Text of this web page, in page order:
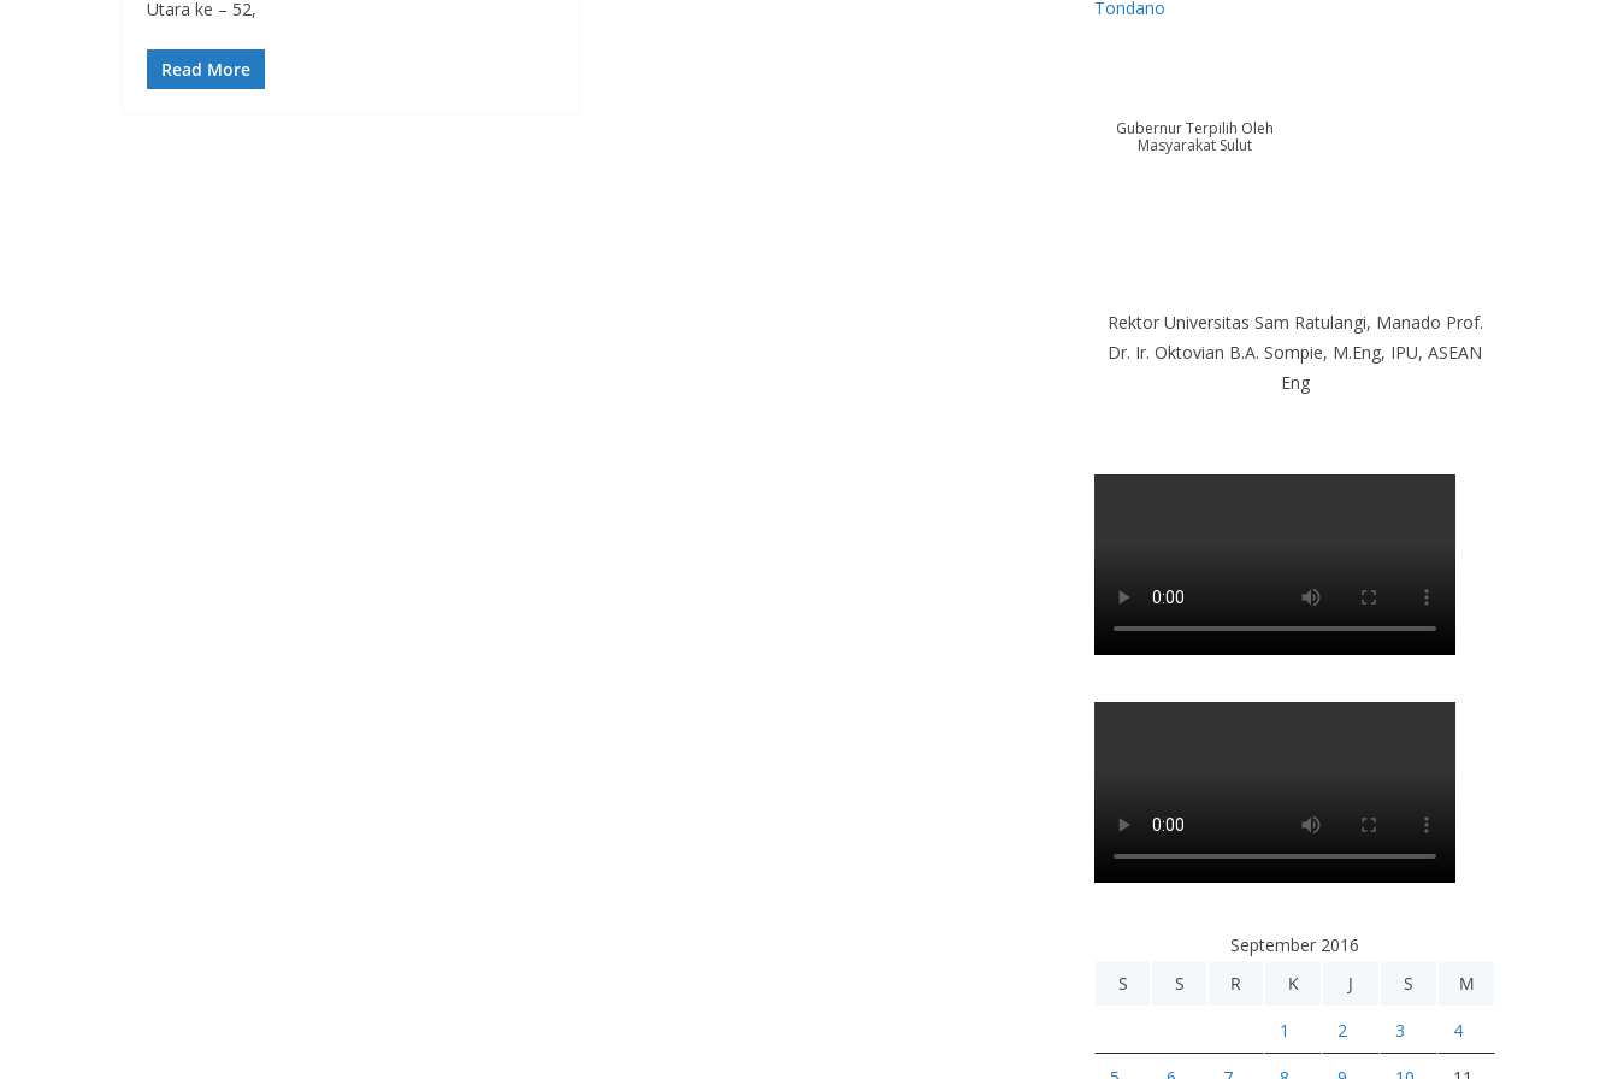
Utara ke – 52,
Read More
Tondano
Gubernur Terpilih Oleh
Masyarakat Sulut
Rektor Universitas Sam Ratulangi, Manado Prof.
Dr. Ir. Oktovian B.A. Sompie, M.Eng, IPU, ASEAN
Eng
September 2016
S
S R K J S M
1 2 3 4